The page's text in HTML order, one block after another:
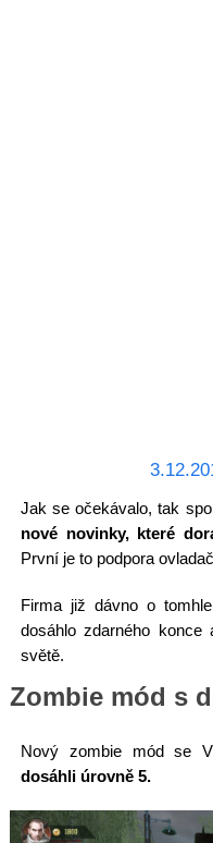
Jak se očekávalo, tak
nové novinky, které
První je to podpora
Firma již dávno o
dosáhlo zdarného
světě.
Zombie mód s
Nový zombie mód se
dosáhli úrovně 5.